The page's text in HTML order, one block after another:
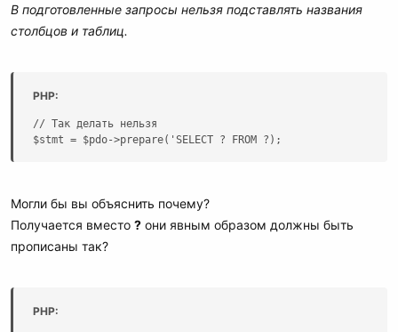
В подготовленные запросы нельзя подставлять названия
столбцов и таблиц.
PHP:
// Так делать нельзя
$stmt = $pdo->prepare('SELECT ? FROM ?);
Могли бы вы объяснить почему?
Получается вместо ? они явным образом должны быть
прописаны так?
PHP: